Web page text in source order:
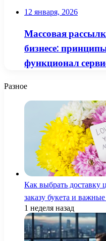
12 января, 2026
Массовая
бизнесе:
функционал
Разное
Как выбрать доставку
заказу букета и
1 неделя назад